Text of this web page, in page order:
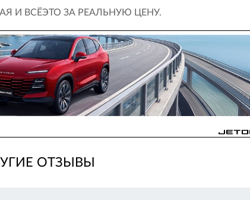
И ВСЁЭТО ЗА РЕАЛЬНУЮ ЦЕНУ.
ОТЗЫВЫ